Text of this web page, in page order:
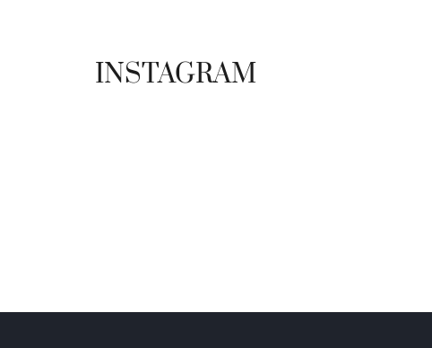
INSTAGRAM